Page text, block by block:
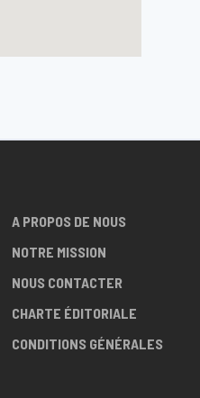
A PROPOS DE NOUS
NOTRE MISSION
NOUS CONTACTER
CHARTE ÉDITORIALE
CONDITIONS GÉNÉRALES